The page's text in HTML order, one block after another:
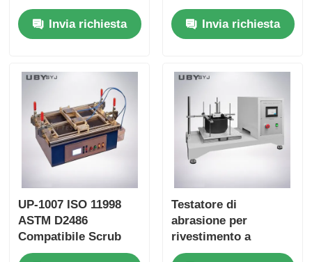
Structure and User-
Friendly Interface for
Friction and Wear
Invia richiesta
Test with Adjustable
Load Range and Real-
time Friction
Invia richiesta
UP-1007 ISO 11998
ASTM D2486
Compatibile Scrub
Tester con 37 ± 1cpm
Testatore di
abrasione per
rivestimento a
stazione singola con